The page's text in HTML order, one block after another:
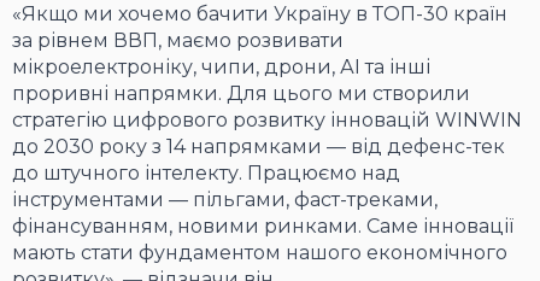
«Якщо ми хочемо бачити Україну в ТОП-30 країн
за рівнем ВВП, маємо розвивати
мікроелектроніку, чипи, дрони, АІ та інші
проривні напрямки. Для цього ми створили
стратегію цифрового розвитку інновацій WINWIN
до 2030 року з 14 напрямками — від дефенс-тек
до штучного інтелекту. Працюємо над
інструментами — пільгами, фаст-треками,
фінансуванням, новими ринками. Саме інновації
мають стати фундаментом нашого економічного